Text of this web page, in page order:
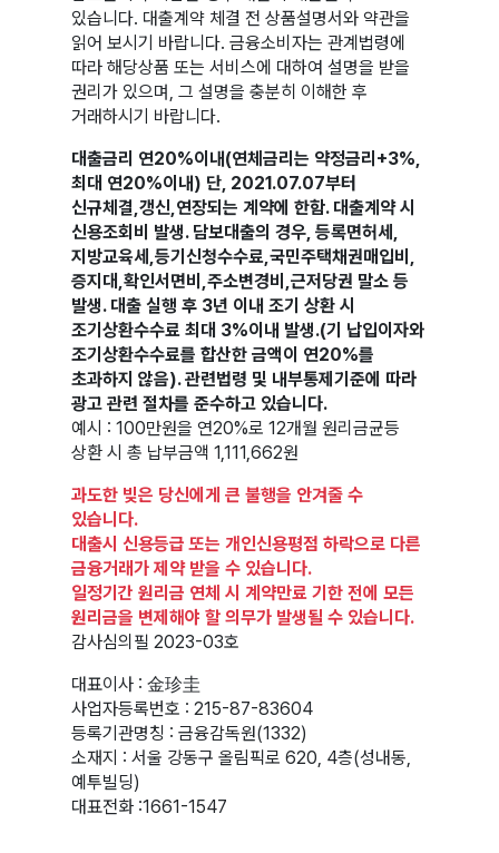
있습니다. 대출계약 체결 전 상품설명서와 약관을
읽어 보시기 바랍니다. 금융소비자는 관계법령에
따라 해당상품 또는 서비스에 대하여 설명을 받을
권리가 있으며, 그 설명을 충분히 이해한 후
거래하시기 바랍니다.
대출금리 연20%이내(연체금리는 약정금리+3%,
최대 연20%이내) 단, 2021.07.07부터
신규체결,갱신,연장되는 계약에 한함. 대출계약 시
신용조회비 발생. 담보대출의 경우, 등록면허세,
지방교육세,등기신청수수료,국민주택채권매입비,
증지대,확인서면비,주소변경비,근저당권 말소 등
발생. 대출 실행 후 3년 이내 조기 상환 시
조기상환수수료 최대 3%이내 발생.(기 납입이자와
조기상환수수료를 합산한 금액이 연20%를
초과하지 않음). 관련법령 및 내부통제기준에 따라
광고 관련 절차를 준수하고 있습니다.
예시 : 100만원을 연20%로 12개월 원리금균등
상환 시 총 납부금액 1,111,662원
과도한 빚은 당신에게 큰 불행을 안겨줄 수
있습니다.
대출시 신용등급 또는 개인신용평점 하락으로 다른
금융거래가 제약 받을 수 있습니다.
일정기간 원리금 연체 시 계약만료 기한 전에 모든
원리금을 변제해야 할 의무가 발생될 수 있습니다.
감사심의필 2023-03호
대표이사 : 金珍圭
사업자등록번호 : 215-87-83604
등록기관명칭 : 금융감독원(1332)
소재지 : 서울 강동구 올림픽로 620, 4층(성내동,
예투빌딩)
대표전화 :1661-1547